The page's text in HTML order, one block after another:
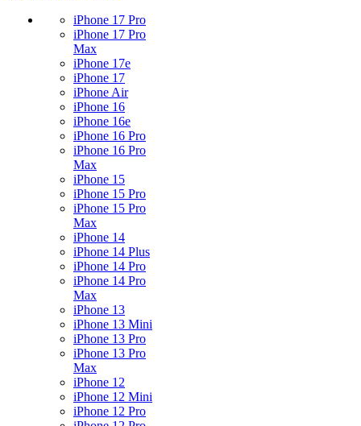
iPhone 17 Pro
iPhone 17 Pro
Max
iPhone 17e
iPhone 17
iPhone Air
iPhone 16
iPhone 16e
iPhone 16 Pro
iPhone 16 Pro
Max
iPhone 15
iPhone 15 Pro
iPhone 15 Pro
Max
iPhone 14
iPhone 14 Plus
iPhone 14 Pro
iPhone 14 Pro
Max
iPhone 13
iPhone 13 Mini
iPhone 13 Pro
iPhone 13 Pro
Max
iPhone 12
iPhone 12 Mini
iPhone 12 Pro